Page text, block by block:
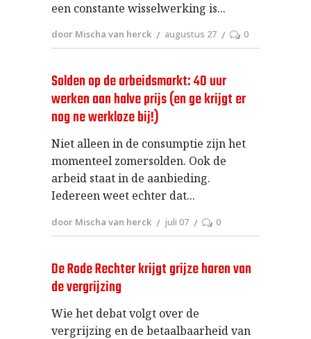
een constante wisselwerking is
door Mischa van herck augustus 27 0
Solden op de arbeidsmarkt: 40 uur
werken aan halve prijs (en ge krijgt er
nog ne werkloze bij!)
Niet alleen in de consumptie zijn het
momenteel zomersolden. Ook de
arbeid staat in de aanbieding.
Iedereen weet echter dat
door Mischa van herck juli 07 0
De Rode Rechter krijgt grijze haren van
de vergrijzing
Wie het debat volgt over de
vergrijzing en de betaalbaarheid van